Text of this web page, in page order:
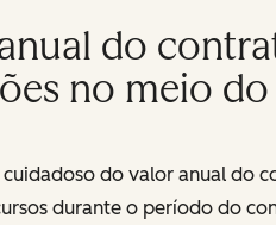
do
no meio
do valor anual do
durante o período do